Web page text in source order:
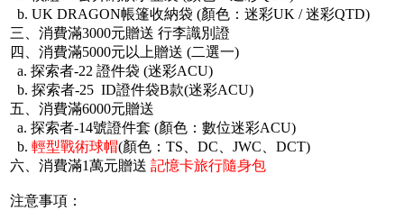
b.UK DRAGON帳篷收納袋 (顏色：迷彩UK / 迷彩QTD)
三、消費滿3000元贈送 行李識別證
四、消費滿5000元以上贈送 (二選一)
a. 探索者-22 證件袋 (迷彩ACU)
b. 探索者-25 ID證件袋B款(迷彩ACU)
五、消費滿6000元贈送
a. 探索者-14號證件套 (顏色：數位迷彩ACU)
b.輕型戰術球帽(顏色：TS、DC、JWC、DCT)
六、消費滿1萬元贈送記憶卡旅行隨身包
注意事項：